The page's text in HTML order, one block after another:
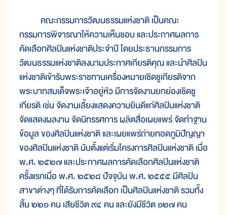
คณะกรรมการวัฒนธรรมแห่งชาติ เป็นคณะ
กรรมการพิจารณาให้ความเห็นชอบ และประกาศผลการ
คัดเลือกศิลปินแห่งชาติประจำปี โดยประธานกรรมการ
วัฒนธรรมแห่งชาติลงนามประกาศเกียรติคุณ และนำศิลปิน
แห่งชาติเข้ารับพระราชทานเครื่องหมายเชิดชูเกียรติจาก
พระบาทสมเด็จพระเจ้าอยู่หัว มีการจัดงานยกย่องเชิดชู
เกียรติ เช่น จัดงานเลี้ยงแสดงความยินดีแก่ศิลปินแห่งชาติ
จัดแสดงผลงาน จัดนิทรรศการ ผลิตสื่อเผยแพร่ จัดทำฐาน
ข้อมูล ของศิลปินแห่งชาติ และเผยแพร่ถ่ายทอดภูมิปัญญา
ของศิลปินแห่งชาติ นับตั้งแต่เริ่มโครงการศิลปินแห่งชาติ เมื่อ
พ.ศ. ๒๕๒๗ และประกาศผลการคัดเลือกศิลปินแห่งชาติ
ครั้งแรกเมื่อ พ.ศ. ๒๕๒๘ ปัจจุบัน พ.ศ. ๒๕๕๕ มีศิลปิน
สาขาต่างๆ ที่ได้รับการคัดเลือก เป็นศิลปินแห่งชาติ รวมทั้ง
สิ้น ๒๒๑ คน เสียชีวิต ๙๔ คน และยังมีชีวิต ๑๒๗ คน